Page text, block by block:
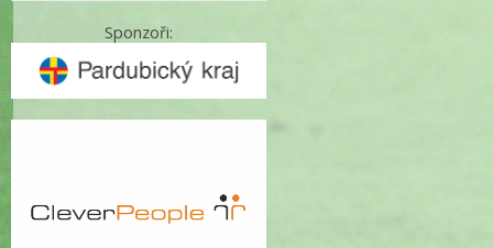
Sponzoři: